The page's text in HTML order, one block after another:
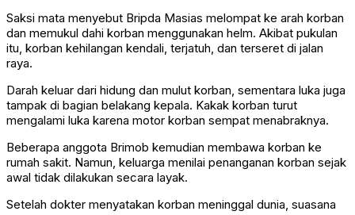
Saksi mata menyebut Bripda Masias melompat ke arah korban
dan memukul dahi korban menggunakan helm. Akibat pukulan
itu, korban kehilangan kendali, terjatuh, dan terseret di jalan
raya.
Darah keluar dari hidung dan mulut korban, sementara luka juga
tampak di bagian belakang kepala. Kakak korban turut
mengalami luka karena motor korban sempat menabraknya.
Beberapa anggota Brimob kemudian membawa korban ke
rumah sakit. Namun, keluarga menilai penanganan korban sejak
awal tidak dilakukan secara layak.
Setelah dokter menyatakan korban meninggal dunia, suasana